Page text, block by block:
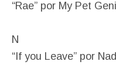
“Rae” por My Pet
N
“If you Leave” por